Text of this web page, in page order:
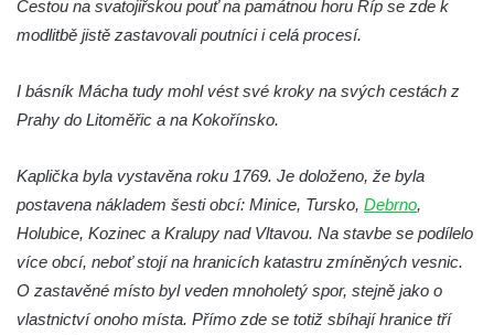
Pilát
Herodesa
Křížová cesta Římov – XV. kaple – Malý
Křížová cesta Římov – XIV. kaple – U
Křížová cesta Římov – XIII. kaple – U
Annáše (U Kaifáše)
Křížová cesta Římov – XII. kaple – Vodní
Cestou na svatojiřskou pouť na památnou horu Říp se zde k
modlitbě jistě zastavovali poutníci i celá procesí.
I básník Mácha tudy mohl vést své kroky na svých cestách z
Prahy do Litoměřic a na Kokořínsko.
Kaplička byla vystavěna roku 1769. Je doloženo, že byla
postavena nákladem šesti obcí: Minice, Tursko, Debrno,
Holubice, Kozinec a Kralupy nad Vltavou. Na stavbe se podílelo
více obcí, neboť stojí na hranicích katastru zmíněných vesnic.
O zastavěné místo byl veden mnoholetý spor, stejně jako o
vlastnictví onoho místa. Přímo zde se totiž sbíhají hranice tří